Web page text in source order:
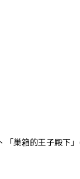
巢箱的王子殿下」